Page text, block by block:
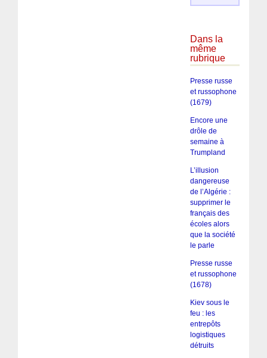
Dans la
même
rubrique
Presse russe
et russophone
(1679)
Encore une
drôle de
semaine à
Trumpland
L’illusion
dangereuse
de l’Algérie :
supprimer le
français des
écoles alors
que la société
le parle
Presse russe
et russophone
(1678)
Kiev sous le
feu : les
entrepôts
logistiques
détruits